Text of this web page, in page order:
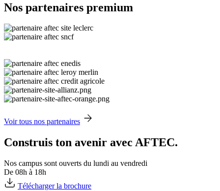
Nos partenaires premium
Voir tous nos partenaires
Construis ton avenir avec AFTEC.
Nos campus sont ouverts du lundi au vendredi
De 08h à 18h
Télécharger la brochure